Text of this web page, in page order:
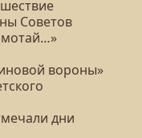
Советов
вороны»
дни